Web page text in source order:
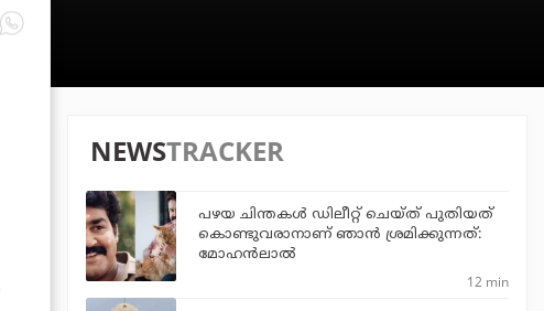
NEWSTRACKER
പഴയ ചിന്തകള്‍ ഡിലീറ്റ് ചെയ്ത് പുതിയത്
കൊണ്ടുവരാനാണ് ഞാന്‍ ശ്രമിക്കുന്നത്:
മോഹന്‍ലാല്‍
12 min